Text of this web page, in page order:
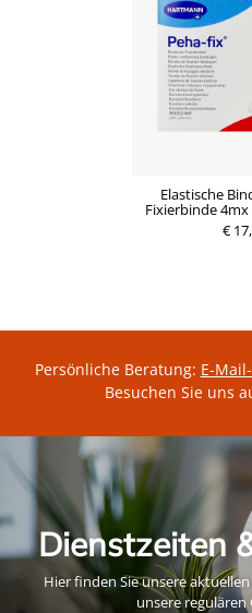
Elastische
Fixierbinde 4mx
€
Persönliche Beratung: E-
Besuchen Sie uns
Dienstzeiten
Hier finden Sie unsere
unsere